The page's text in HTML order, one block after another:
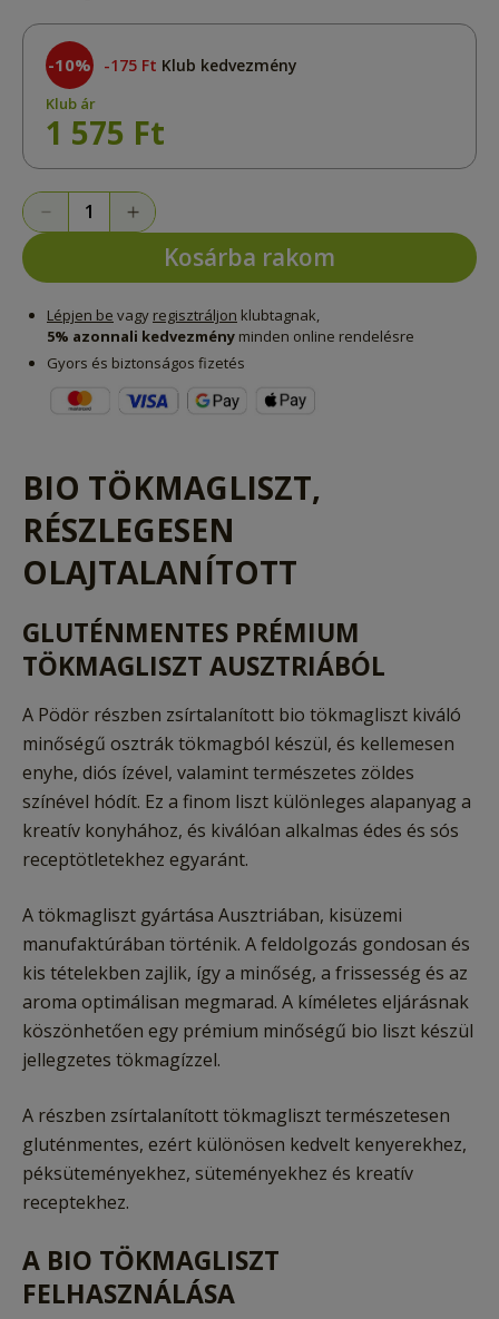
-10% 175 Ft Klub kedvezmény
Klub ár
1 575 Ft
Kosárba rakom
Lépjen be vagy regisztráljon klubtagnak,
5% azonnali kedvezmény minden online rendelésre
Gyors és biztonságos fizetés
BIO TÖKMAGLISZT,
RÉSZLEGESEN
OLAJTALANÍTOTT
GLUTÉNMENTES PRÉMIUM
TÖKMAGLISZT AUSZTRIÁBÓL
A Pödör részben zsírtalanított bio tökmagliszt kiváló
minőségű osztrák tökmagból készül, és kellemesen
enyhe, diós ízével, valamint természetes zöldes
színével hódít. Ez a finom liszt különleges alapanyag a
kreatív konyhához, és kiválóan alkalmas édes és sós
receptötletekhez egyaránt.
A tökmagliszt gyártása Ausztriában, kisüzemi
manufaktúrában történik. A feldolgozás gondosan és
kis tételekben zajlik, így a minőség, a frissesség és az
aroma optimálisan megmarad. A kíméletes eljárásnak
köszönhetően egy prémium minőségű bio liszt készül
jellegzetes tökmagízzel.
A részben zsírtalanított tökmagliszt természetesen
gluténmentes, ezért különösen kedvelt kenyerekhez,
péksüteményekhez, süteményekhez és kreatív
receptekhez.
A BIO TÖKMAGLISZT
FELHASZNÁLÁSA